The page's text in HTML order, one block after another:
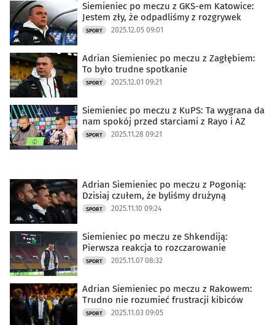
Siemieniec po meczu z GKS-em Katowice:
Jestem zły, że odpadliśmy z rozgrywek
SPORT 2025.12.05 09:01
Adrian Siemieniec po meczu z Zagłębiem:
To było trudne spotkanie
SPORT 2025.12.01 09:21
Siemieniec po meczu z KuPS: Ta wygrana da
nam spokój przed starciami z Rayo i AZ
SPORT 2025.11.28 09:21
Adrian Siemieniec po meczu z Pogonią:
Dzisiaj czułem, że byliśmy drużyną
SPORT 2025.11.10 09:24
Siemieniec po meczu ze Shkendiją:
Pierwsza reakcja to rozczarowanie
SPORT 2025.11.07 08:32
Adrian Siemieniec po meczu z Rakowem:
Trudno nie rozumieć frustracji kibiców
SPORT 2025.11.03 09:05